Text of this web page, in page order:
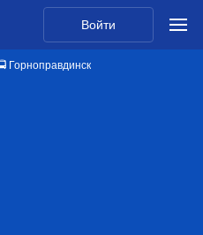
Войти
Горноправдинск